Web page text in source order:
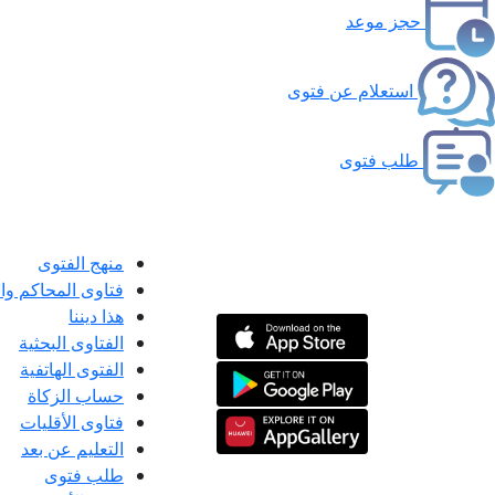
حجز موعد
استعلام عن فتوى
طلب فتوى
منهج الفتوى
فتاوى المحاكم
هذا ديننا
الفتاوى البحثية
الفتوى الهاتفية
حساب الزكاة
فتاوى الأقليات
التعليم عن بعد
طلب فتوى